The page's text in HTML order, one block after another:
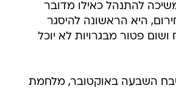
להתנהל כאילו מדובר
היא הראשונה להיסגר
פטור מבגרויות לא יוכל
השבעה באוקטובר, מלחמת